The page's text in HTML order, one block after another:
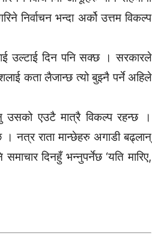
निर्वाचन भन्दा अर्को उत्तम विकल्प
उल्टाई दिन पनि सक्छ । सरकारले
कता लैजान्छ त्यो बुझ्नै पर्ने अहिले
उसको एउटै मात्रै विकल्प रहन्छ ।
। नत्र राता मान्छेहरु अगाडी बढ्लान्
दिनहुँ भन्नुपर्नेछ ‘यति मारिए,